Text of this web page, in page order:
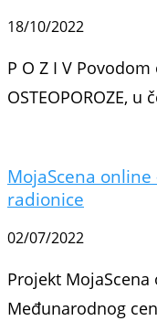
18/10/2022
P O Z I V Povodom
OSTEOPOROZE, u
MojaScena
radionice
02/07/2022
Projekt
Međunarodnog